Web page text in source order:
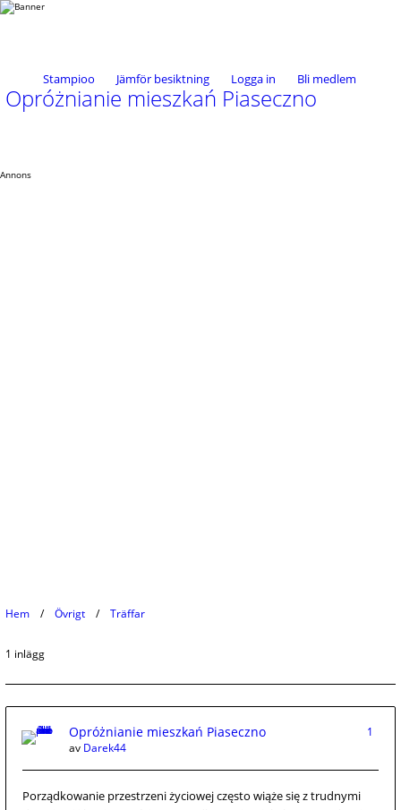
Stampioo Jämför besiktning Logga in Bli medlem
Opróżnianie mieszkań Piaseczno
Annons
Hem Övrigt Träffar
1 inlägg
Opróżnianie mieszkań Piaseczno
1
av Darek44
Porządkowanie przestrzeni życiowej często wiąże się z trudnymi